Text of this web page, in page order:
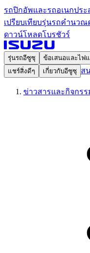
รถปิกอัพและรถอเนกประ
เปรียบเทียบรุ่นรถคำนวณ
ดาวน์โหลดโบรชัวร์
รุ่นรถอีซูซุ ข้อเสนอและไฟ
แชร์สิ่งดีๆ
เกี่ยวกับอีซูซุ ส
ข่าวสารและกิจกรร